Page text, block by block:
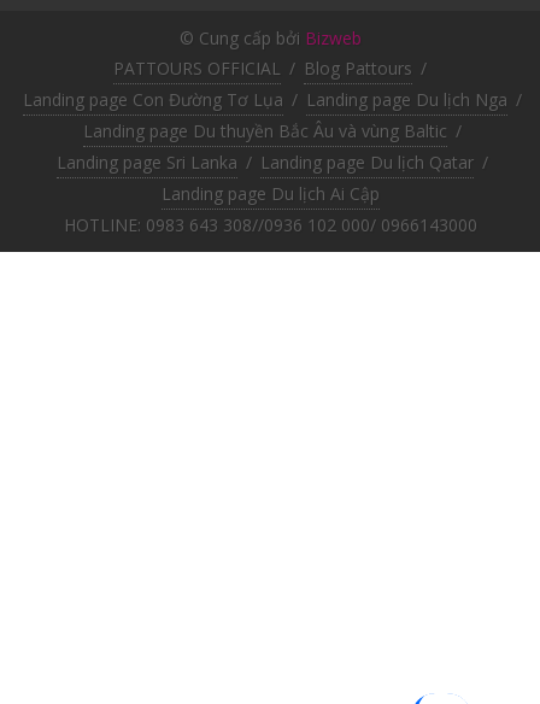
© Cung cấp bởi Bizweb
PATTOURS OFFICIAL / Blog Pattours /
Landing page Con Đường Tơ Lụa / Landing page Du lịch Nga /
Landing page Du thuyền Bắc Âu và vùng Baltic /
Landing page Sri Lanka / Landing page Du lịch Qatar /
Landing page Du lịch Ai Cập
HOTLINE: 0983 643 308//0936 102 000/ 0966143000